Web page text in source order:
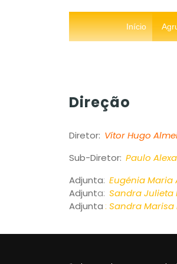
Início
Direção
Diretor: Vítor Hugo
Sub-Diretor: Paulo
Adjunta: Eugénia Maria
Adjunta: Sandra Julieta
Adjunta : Sandra Marisa